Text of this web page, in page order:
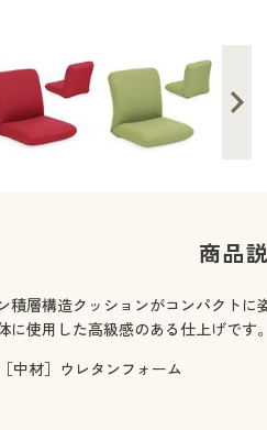
商品
層構造クッションがコンパクト
使用した高級感のある仕上げです
中材］ウレタンフォーム